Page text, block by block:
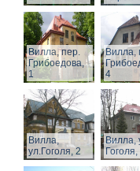
Вилла, пер.
Грибоедова,
1
Вилла,
4
Вилла,
ул.Гоголя, 2
Вилла,
Гоголя,